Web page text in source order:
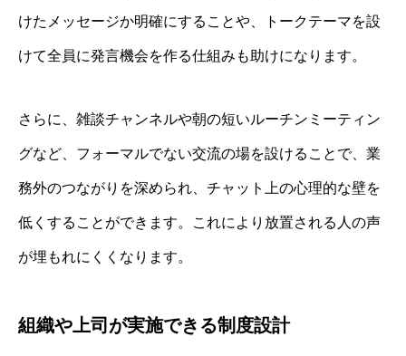
けたメッセージか明確にすることや、トークテーマを設
けて全員に発言機会を作る仕組みも助けになります。
さらに、雑談チャンネルや朝の短いルーチンミーティン
グなど、フォーマルでない交流の場を設けることで、業
務外のつながりを深められ、チャット上の心理的な壁を
低くすることができます。これにより放置される人の声
が埋もれにくくなります。
組織や上司が実施できる制度設計